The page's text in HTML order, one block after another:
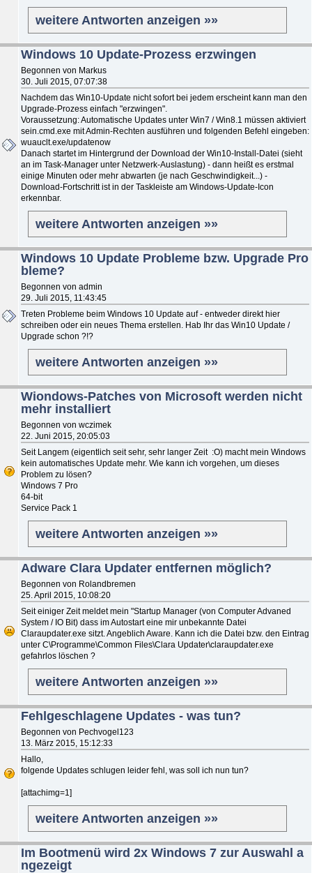
weitere Antworten anzeigen »»
Windows 10 Update-Prozess erzwingen
Begonnen von Markus
30. Juli 2015, 07:07:38
Nachdem das Win10-Update nicht sofort bei jedem erscheint kann man den
Upgrade-Prozess einfach "erzwingen".
Voraussetzung: Automatische Updates unter Win7 / Win8.1 müssen aktiviert
sein.cmd.exe mit Admin-Rechten ausführen und folgenden Befehl eingeben:
wuauclt.exe/updatenow
Danach startet im Hintergrund der Download der Win10-Install-Datei (sieht
an im Task-Manager unter Netzwerk-Auslastung) - dann heißt es erstmal
einige Minuten oder mehr abwarten (je nach Geschwindigkeit...) -
Download-Fortschritt ist in der Taskleiste am Windows-Update-Icon
erkennbar.
weitere Antworten anzeigen »»
Windows 10 Update Probleme bzw. Upgrade Pro
bleme?
Begonnen von admin
29. Juli 2015, 11:43:45
Treten Probleme beim Windows 10 Update auf - entweder direkt hier
schreiben oder ein neues Thema erstellen. Hab Ihr das Win10 Update /
Upgrade schon ?!?
weitere Antworten anzeigen »»
Wiondows-Patches von Microsoft werden nicht
mehr installiert
Begonnen von wczimek
22. Juni 2015, 20:05:03
Seit Langem (eigentlich seit sehr, sehr langer Zeit :O) macht mein Windows
kein automatisches Update mehr. Wie kann ich vorgehen, um dieses
Problem zu lösen?
Windows 7 Pro
64-bit
Service Pack 1
weitere Antworten anzeigen »»
Adware Clara Updater entfernen möglich?
Begonnen von Rolandbremen
25. April 2015, 10:08:20
Seit einiger Zeit meldet mein "Startup Manager (von Computer Advaned
System / IO Bit) dass im Autostart eine mir unbekannte Datei
Claraupdater.exe sitzt. Angeblich Aware. Kann ich die Datei bzw. den Eintrag
unter C\Programme\Common Files\Clara Updater\claraupdater.exe
gefahrlos löschen ?
weitere Antworten anzeigen »»
Fehlgeschlagene Updates - was tun?
Begonnen von Pechvogel123
13. März 2015, 15:12:33
Hallo,
folgende Updates schlugen leider fehl, was soll ich nun tun?
[attachimg=1]
weitere Antworten anzeigen »»
Im Bootmenü wird 2x Windows 7 zur Auswahl a
ngezeigt